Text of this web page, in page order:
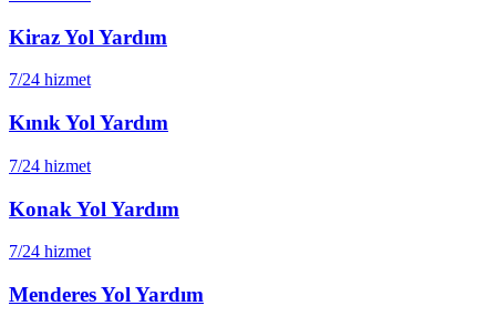
KirazYol Yardım
7/24 hizmet
Kınık Yol Yardım
7/24 hizmet
Konak Yol Yardım
7/24 hizmet
MenderesYol Yardım